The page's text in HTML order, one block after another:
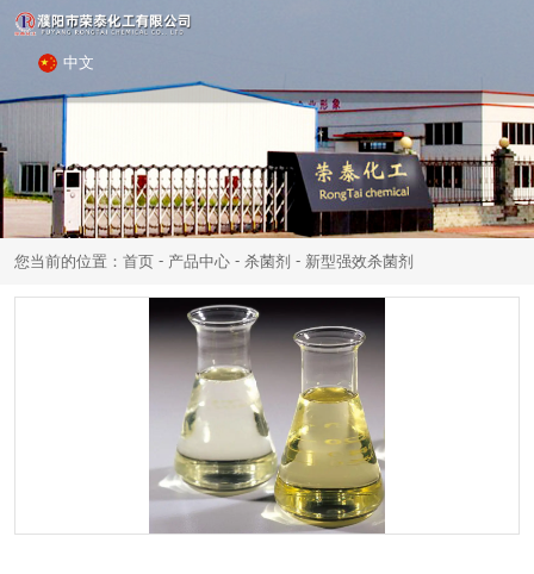
中文
您当前的位置：首页 - 产品中心 - 杀菌剂 - 新型强效杀菌剂